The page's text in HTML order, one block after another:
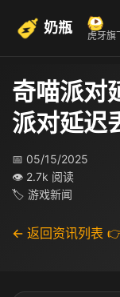
奶瓶 虎牙旗
奇喵派对
派对延迟
📅 05/15/2025
👁 2.7k 阅读
🏷 游戏新闻
← 返回资讯列表